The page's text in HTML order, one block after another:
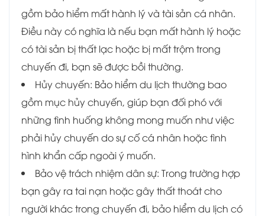
gồm bảo hiểm mất hành lý và tài sản cá nhân.
Điều này có nghĩa là nếu bạn mất hành lý hoặc
có tài sản bị thất lạc hoặc bị mất trộm trong
chuyến đi, bạn sẽ được bồi thường.
Hủy chuyến: Bảo hiểm du lịch thường bao
gồm mục hủy chuyến, giúp bạn đối phó với
những tình huống không mong muốn như việc
phải hủy chuyến do sự cố cá nhân hoặc tình
hình khẩn cấp ngoài ý muốn.
Bảo vệ trách nhiệm dân sự: Trong trường hợp
bạn gây ra tai nạn hoặc gây thất thoát cho
người khác trong chuyến đi, bảo hiểm du lịch có